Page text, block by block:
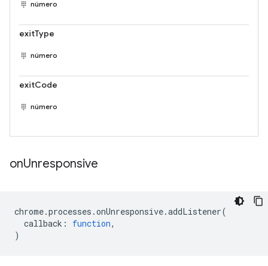
número
exitType
número
exitCode
número
onUnresponsive
chrome.processes .onUnresponsive.addListener(
callback : function,
)